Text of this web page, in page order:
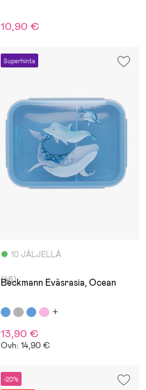
10,90 €
Superhinta
10 JÄLJELLÄ
(46)
Beckmann Eväsrasia, Ocean
13,90 €
Ovh: 14,90 €
-20%